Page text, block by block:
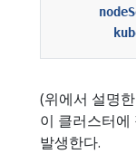
(위에서 설명
이 클러스터
발생한다.